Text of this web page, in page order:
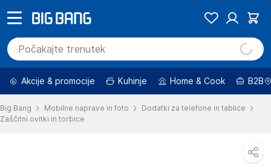
Akcije & promocije Kuhinje Home & Cook B2B
Big Bang Mobilne naprave in foto
Dodatki za telefone in tablice
Zaščitni ovitki in torbice